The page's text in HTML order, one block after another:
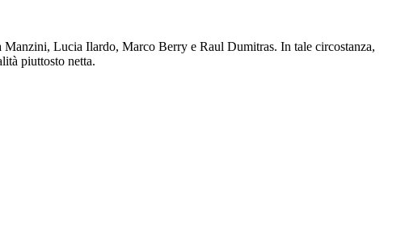
Lucia Ilardo, Marco Berry e Raul Dumitras. In tale circostanza,
piuttosto netta.